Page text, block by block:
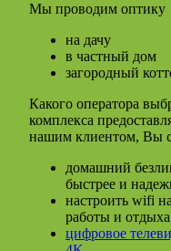
Мы проводим оптику
на дачу
в частный дом
загородный
Какого оператора
комплекса
нашим клиентом, Вы
домашний
быстрее и
настроить wifi
работы и отдыха
цифровое